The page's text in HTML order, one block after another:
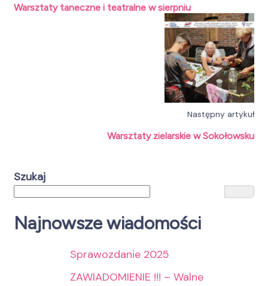
Warsztaty taneczne i teatralne w sierpniu
Następny artykuł
Warsztaty zielarskie w Sokołowsku
Szukaj
Najnowsze wiadomości
Sprawozdanie 2025
ZAWIADOMIENIE !!! – Walne